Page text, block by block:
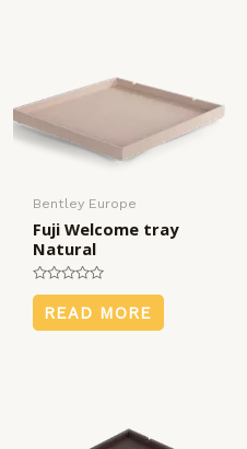
Bentley Europe
Fuji Welcome tray
Natural
Rated
out
of
READ MORE